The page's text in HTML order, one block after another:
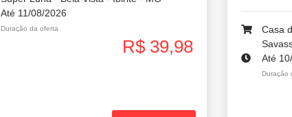
Até 11/08/2026
Duração da oferta
R$ 39,98
Casa
Até
Duração